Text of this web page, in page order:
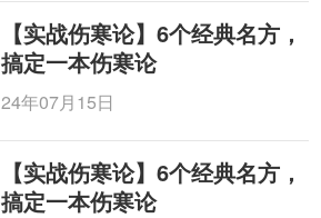
【实战伤寒论】6个经典名方，
搞定一本伤寒论
24年07月15日
【实战伤寒论】6个经典名方，
搞定一本伤寒论